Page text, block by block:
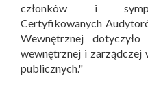
członków i
Certyfikowanych
Wewnętrznej
wewnętrznej i zarządczej
publicznych."